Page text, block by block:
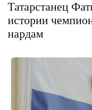
Татарстанец
истории
нардам